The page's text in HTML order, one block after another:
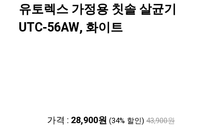
유토렉스 가정용 칫솔 살균기
UTC-56AW, 화이트
가격 : 28,900원 (34% 할인) 43,900원